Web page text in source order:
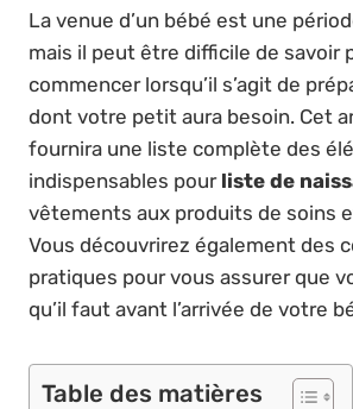
La venue d’un bébé est une
mais il peut être difficile de savoir
commencer lorsqu’il s’agit de
dont votre petit aura besoin. Cet
fournira une liste complète des
indispensables pour liste de
vêtements aux produits de soins
Vous découvrirez également des
pratiques pour vous assurer que
qu’il faut avant l’arrivée de votre
Table des matières